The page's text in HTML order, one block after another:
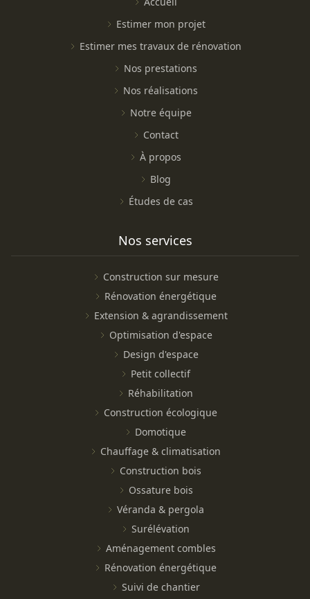
Estimer mon projet
Estimer mes travaux de rénovation
Nos prestations
Nos réalisations
Notre équipe
Contact
À propos
Blog
Études de cas
Nos services
Construction sur mesure
Rénovation énergétique
Extension & agrandissement
Optimisation d'espace
Design d'espace
Petit collectif
Réhabilitation
Construction écologique
Domotique
Chauffage & climatisation
Construction bois
Ossature bois
Véranda & pergola
Surélévation
Aménagement combles
Rénovation énergétique
Suivi de chantier